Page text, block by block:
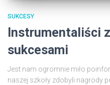
SUKCESY
Instrumentaliści
sukcesami
Jest nam ogromnie miło
naszej szkoły zdobyli nagrody